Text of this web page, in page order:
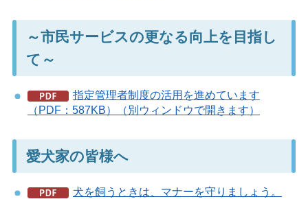
～市民サービスの更なる向上を目指し
て～
指定管理者制度の活用を進めています
（PDF：587KB）（別ウィンドウで開きます）
愛犬家の皆様へ
犬を飼うときは、マナーを守りましょう。